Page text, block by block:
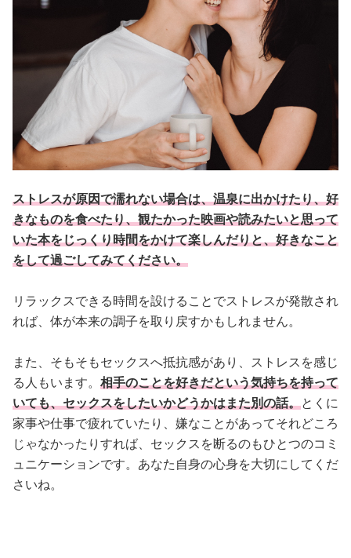
ストレスが原因で濡れない場合は、温泉に出かけたり、好
きなものを食べたり、観たかった映画や読みたいと思って
いた本をじっくり時間をかけて楽しんだりと、好きなこと
をして過ごしてみてください。
リラックスできる時間を設けることでストレスが発散され
れば、体が本来の調子を取り戻すかもしれません。
また、そもそもセックスへ抵抗感があり、ストレスを感じ
る人もいます。 相手のことを好きだという気持ちを持って
いても、セックスをしたいかどうかはまた別の話。とくに
家事や仕事で疲れていたり、嫌なことがあってそれどころ
じゃなかったりすれば、セックスを断るのもひとつのコミ
ュニケーションです。あなた自身の心身を大切にしてくだ
さいね。